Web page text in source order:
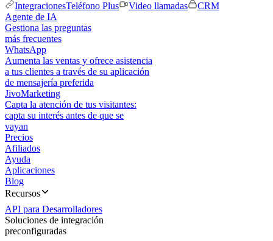
IntegracionesTeléfono Plus Video llamadas
CRM
Agente de IA
Gestiona las preguntas
más frecuentes
WhatsApp
Aumenta las ventas y ofrece asistencia
a tus clientes a través de su aplicación
de mensajería preferida
JivoMarketing
Capta la atención de tus visitantes:
capta su interés antes de que se
vayan
Precios
Afiliados
Ayuda
Aplicaciones
Blog
Recursos
API para Desarrolladores
Soluciones de integración
preconfiguradas